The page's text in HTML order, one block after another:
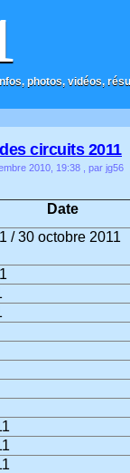
photos, vidéos,
circuits 2011
2010, 19:38 , par jg56
Date
/ 30 octobre 2011